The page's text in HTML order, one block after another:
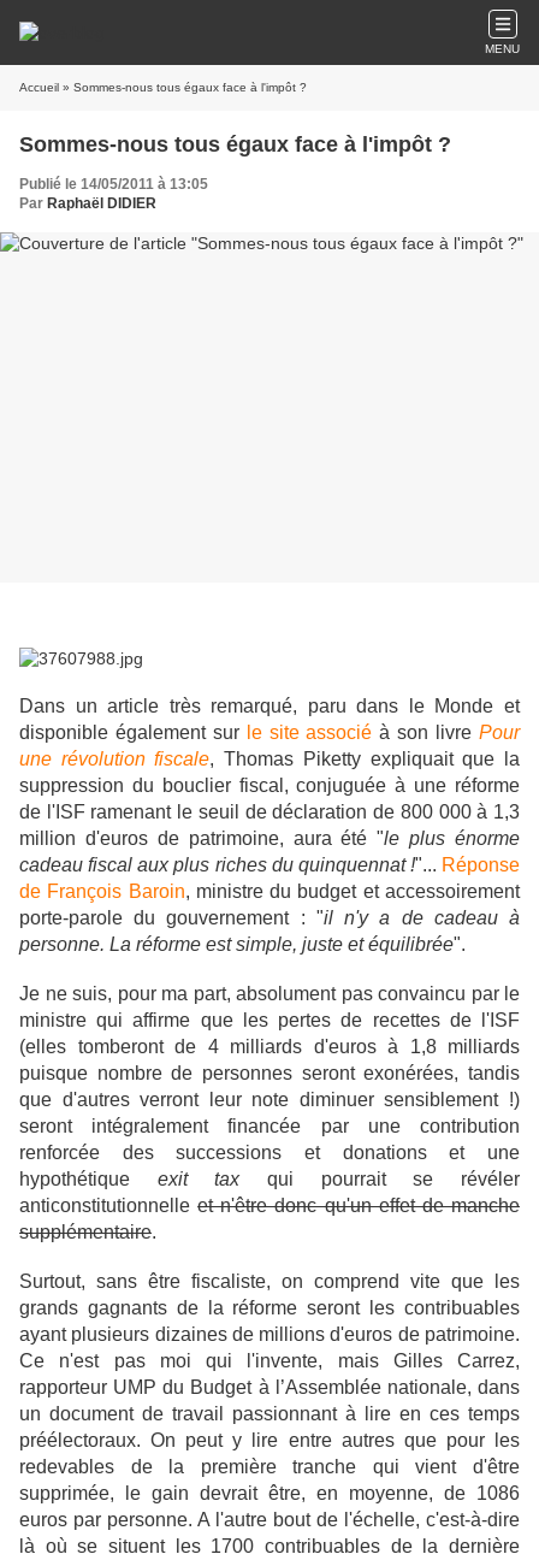
MENU
Accueil » Sommes-nous tous égaux face à l'impôt ?
Sommes-nous tous égaux face à l'impôt ?
Publié le 14/05/2011 à 13:05
Par Raphaël DIDIER
Dans un article très remarqué, paru dans le Monde et
disponible également sur le site associé à son livrePour
une révolution fiscale, Thomas Piketty expliquait que la
suppression du bouclier fiscal, conjuguée à une réforme
de l'ISF ramenant le seuil de déclaration de 800 000 à 1,3
million d'euros de patrimoine, aura été "le plus énorme
cadeau fiscal aux plus riches du quinquennat !"... Réponse
de François Baroin, ministre du budget et accessoirement
porte-parole du gouvernement : "il n'y a de cadeau à
personne. La réforme est simple, juste et équilibrée".
Je ne suis, pour ma part, absolument pas convaincu par le
ministre qui affirme que les pertes de recettes de l'ISF
(elles tomberont de 4 milliards d'euros à 1,8 milliards
puisque nombre de personnes seront exonérées, tandis
que d'autres verront leur note diminuer sensiblement !)
seront intégralement financée par une contribution
renforcée des successions et donations et une
hypothétique exit taxqui pourrait se révéler
anticonstitutionnelleet n'être donc qu'un effet de manche
supplémentaire.
Surtout, sans être fiscaliste, on comprend vite que les
grands gagnants de la réforme seront les contribuables
ayant plusieurs dizaines de millions d'euros de patrimoine.
Ce n'est pas moi qui l'invente, mais Gilles Carrez,
rapporteur UMP du Budget à l’Assemblée nationale, dans
un document de travail passionnant à lire en ces temps
préélectoraux. On peut y lire entre autres que pour les
redevables de la première tranche qui vient d'être
supprimée, le gain devrait être, en moyenne, de 1086
euros par personne. A l'autre bout de l'échelle, c'est-à-dire
là où se situent les 1700 contribuables de la dernière